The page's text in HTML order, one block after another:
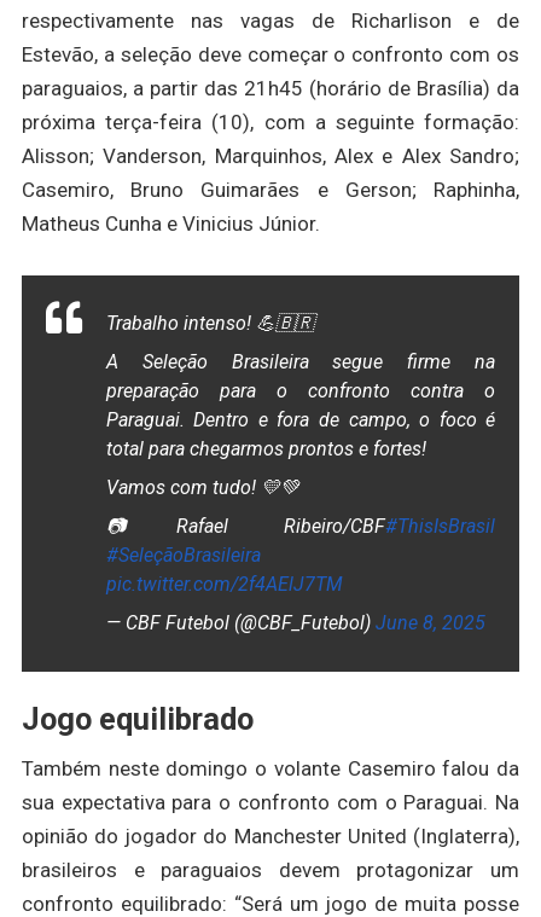
respectivamente nas vagas de Richarlison e de
Estevão, a seleção deve começar o confronto com os
paraguaios, a partir das 21h45 (horário de Brasília) da
próxima terça-feira (10), com a seguinte formação:
Alisson; Vanderson, Marquinhos, Alex e Alex Sandro;
Casemiro, Bruno Guimarães e Gerson; Raphinha,
Matheus Cunha e Vinicius Júnior.
Trabalho intenso! 💪🇧🇷
A Seleção Brasileira segue firme na
preparação para o confronto contra o
Paraguai. Dentro e fora de campo, o foco é
total para chegarmos prontos e fortes!
Vamos com tudo! 💛💚
📷Rafael Ribeiro/CBF#ThisIsBrasil
#SeleçãoBrasileira
pic.twitter.com/2f4AElJ7TM
— CBF Futebol (@CBF_Futebol) June 8, 2025
Jogo equilibrado
Também neste domingo o volante Casemiro falou da
sua expectativa para o confronto com o Paraguai. Na
opinião do jogador do Manchester United (Inglaterra),
brasileiros e paraguaios devem protagonizar um
confronto equilibrado: “Será um jogo de muita posse